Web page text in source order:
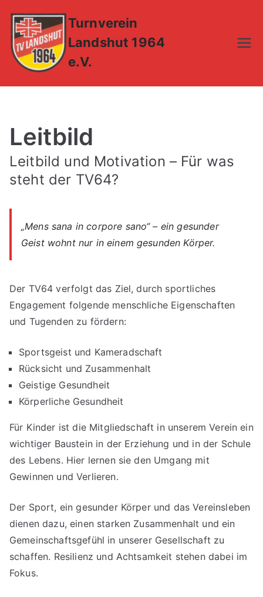
Inhalt
springen
Turnverein
Landshut 1964
e.V.
Leitbild
Leitbild und Motivation – Für was
steht der TV64?
„Mens sana in corpore sano“ – ein gesunder
Geist wohnt nur in einem gesunden Körper.
Der TV64 verfolgt das Ziel, durch sportliches
Engagement folgende menschliche Eigenschaften
und Tugenden zu fördern:
Sportsgeist und Kameradschaft
Rücksicht und Zusammenhalt
Geistige Gesundheit
Körperliche Gesundheit
Für Kinder ist die Mitgliedschaft in unserem Verein ein
wichtiger Baustein in der Erziehung und in der Schule
des Lebens. Hier lernen sie den Umgang mit
Gewinnen und Verlieren.
Der Sport, ein gesunder Körper und das Vereinsleben
dienen dazu, einen starken Zusammenhalt und ein
Gemeinschaftsgefühl in unserer Gesellschaft zu
schaffen. Resilienz und Achtsamkeit stehen dabei im
Fokus.